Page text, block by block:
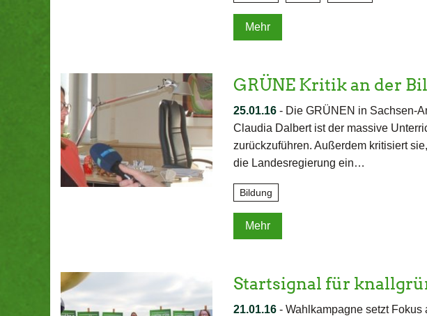
Mehr
GRÜNE Kritik an der
25.01.16- Die GRÜNEN in Sachsen-
Claudia Dalbert ist der massive
zurückzuführen. Außerdem kritisiert
die Landesregierung ein…
Bildung
Mehr
Startsignal für
21.01.16- Wahlkampagne setzt